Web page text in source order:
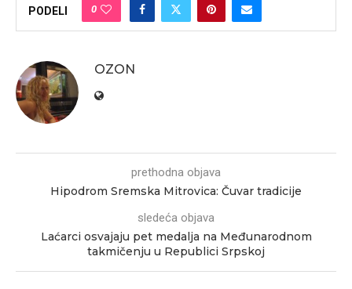
PODELI 0
OZON
prethodna objava
Hipodrom Sremska Mitrovica: Čuvar tradicije
sledeća objava
Laćarci osvajaju pet medalja na Međunarodnom
takmičenju u Republici Srpskoj